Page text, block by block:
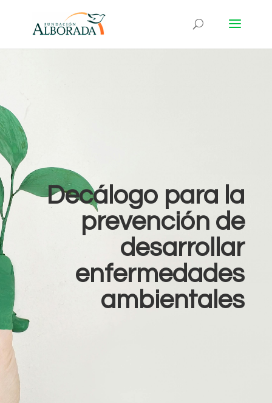
Decálogo para la
prevención de
desarrollar
enfermedades
ambientales